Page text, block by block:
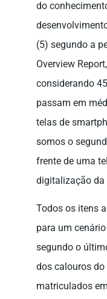
do
(5) segundo a
Overview
considerando
passam em
telas de
somos o
frente de uma
digitalização da
Todos os itens
para um
segundo o
dos calouros
matriculados